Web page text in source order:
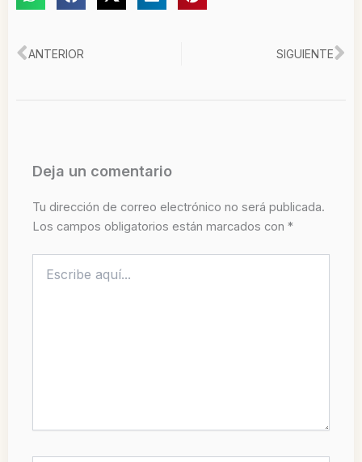
Ant
ANTERIOR SIGUIENTE
Deja un comentario
Tu dirección de correo electrónico no será publicada.
Los campos obligatorios están marcados con *
aquí...